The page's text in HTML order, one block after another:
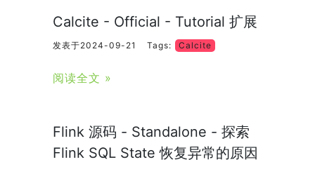
Calcite - Official - Tutorial 扩展
发表于2024-09-21 Tags: Calcite
阅读全文 »
Flink 源码 - Standalone - 探索
Flink SQL State 恢复异常的原因